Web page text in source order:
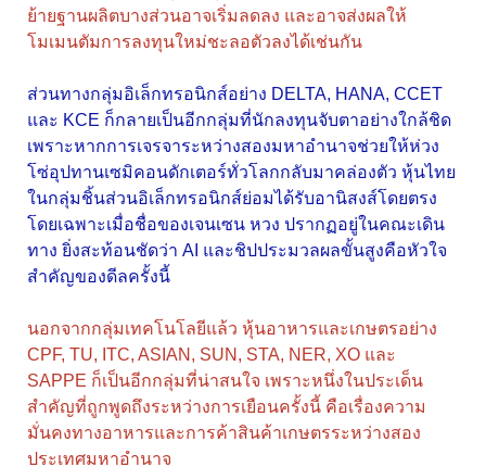
ย้ายฐานผลิตบางส่วนอาจเริ่มลดลง และอาจส่งผลให้
โมเมนตัมการลงทุนใหม่ชะลอตัวลงได้เช่นกัน
ส่วนทางกลุ่มอิเล็กทรอนิกส์อย่าง DELTA, HANA, CCET
และ KCE ก็กลายเป็นอีกกลุ่มที่นักลงทุนจับตาอย่างใกล้ชิด
เพราะหากการเจรจาระหว่างสองมหาอำนาจช่วยให้ห่วง
โซ่อุปทานเซมิคอนดักเตอร์ทั่วโลกกลับมาคล่องตัว หุ้นไทย
ในกลุ่มชิ้นส่วนอิเล็กทรอนิกส์ย่อมได้รับอานิสงส์โดยตรง
โดยเฉพาะเมื่อชื่อของเจนเซน หวง ปรากฏอยู่ในคณะเดิน
ทาง ยิ่งสะท้อนชัดว่า AI และชิปประมวลผลขั้นสูงคือหัวใจ
สำคัญของดีลครั้งนี้
นอกจากกลุ่มเทคโนโลยีแล้ว หุ้นอาหารและเกษตรอย่าง
CPF, TU, ITC, ASIAN, SUN, STA, NER, XO และ
SAPPE ก็เป็นอีกกลุ่มที่น่าสนใจ เพราะหนึ่งในประเด็น
สำคัญที่ถูกพูดถึงระหว่างการเยือนครั้งนี้ คือเรื่องความ
มั่นคงทางอาหารและการค้าสินค้าเกษตรระหว่างสอง
ประเทศมหาอำนาจ